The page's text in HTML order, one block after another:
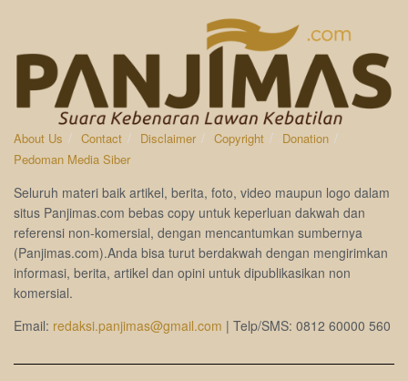
About Us Contact Disclaimer Copyright
Donation
Pedoman Media Siber
Seluruh materi baik artikel, berita, foto, video maupun logo dalam
situs Panjimas.com bebas copy untuk keperluan dakwah dan
referensi non-komersial, dengan mencantumkan sumbernya
(Panjimas.com).Anda bisa turut berdakwah dengan mengirimkan
informasi, berita, artikel dan opini untuk dipublikasikan non
komersial.
Email: redaksi.panjimas@gmail.com | Telp/SMS: 0812 60000 560